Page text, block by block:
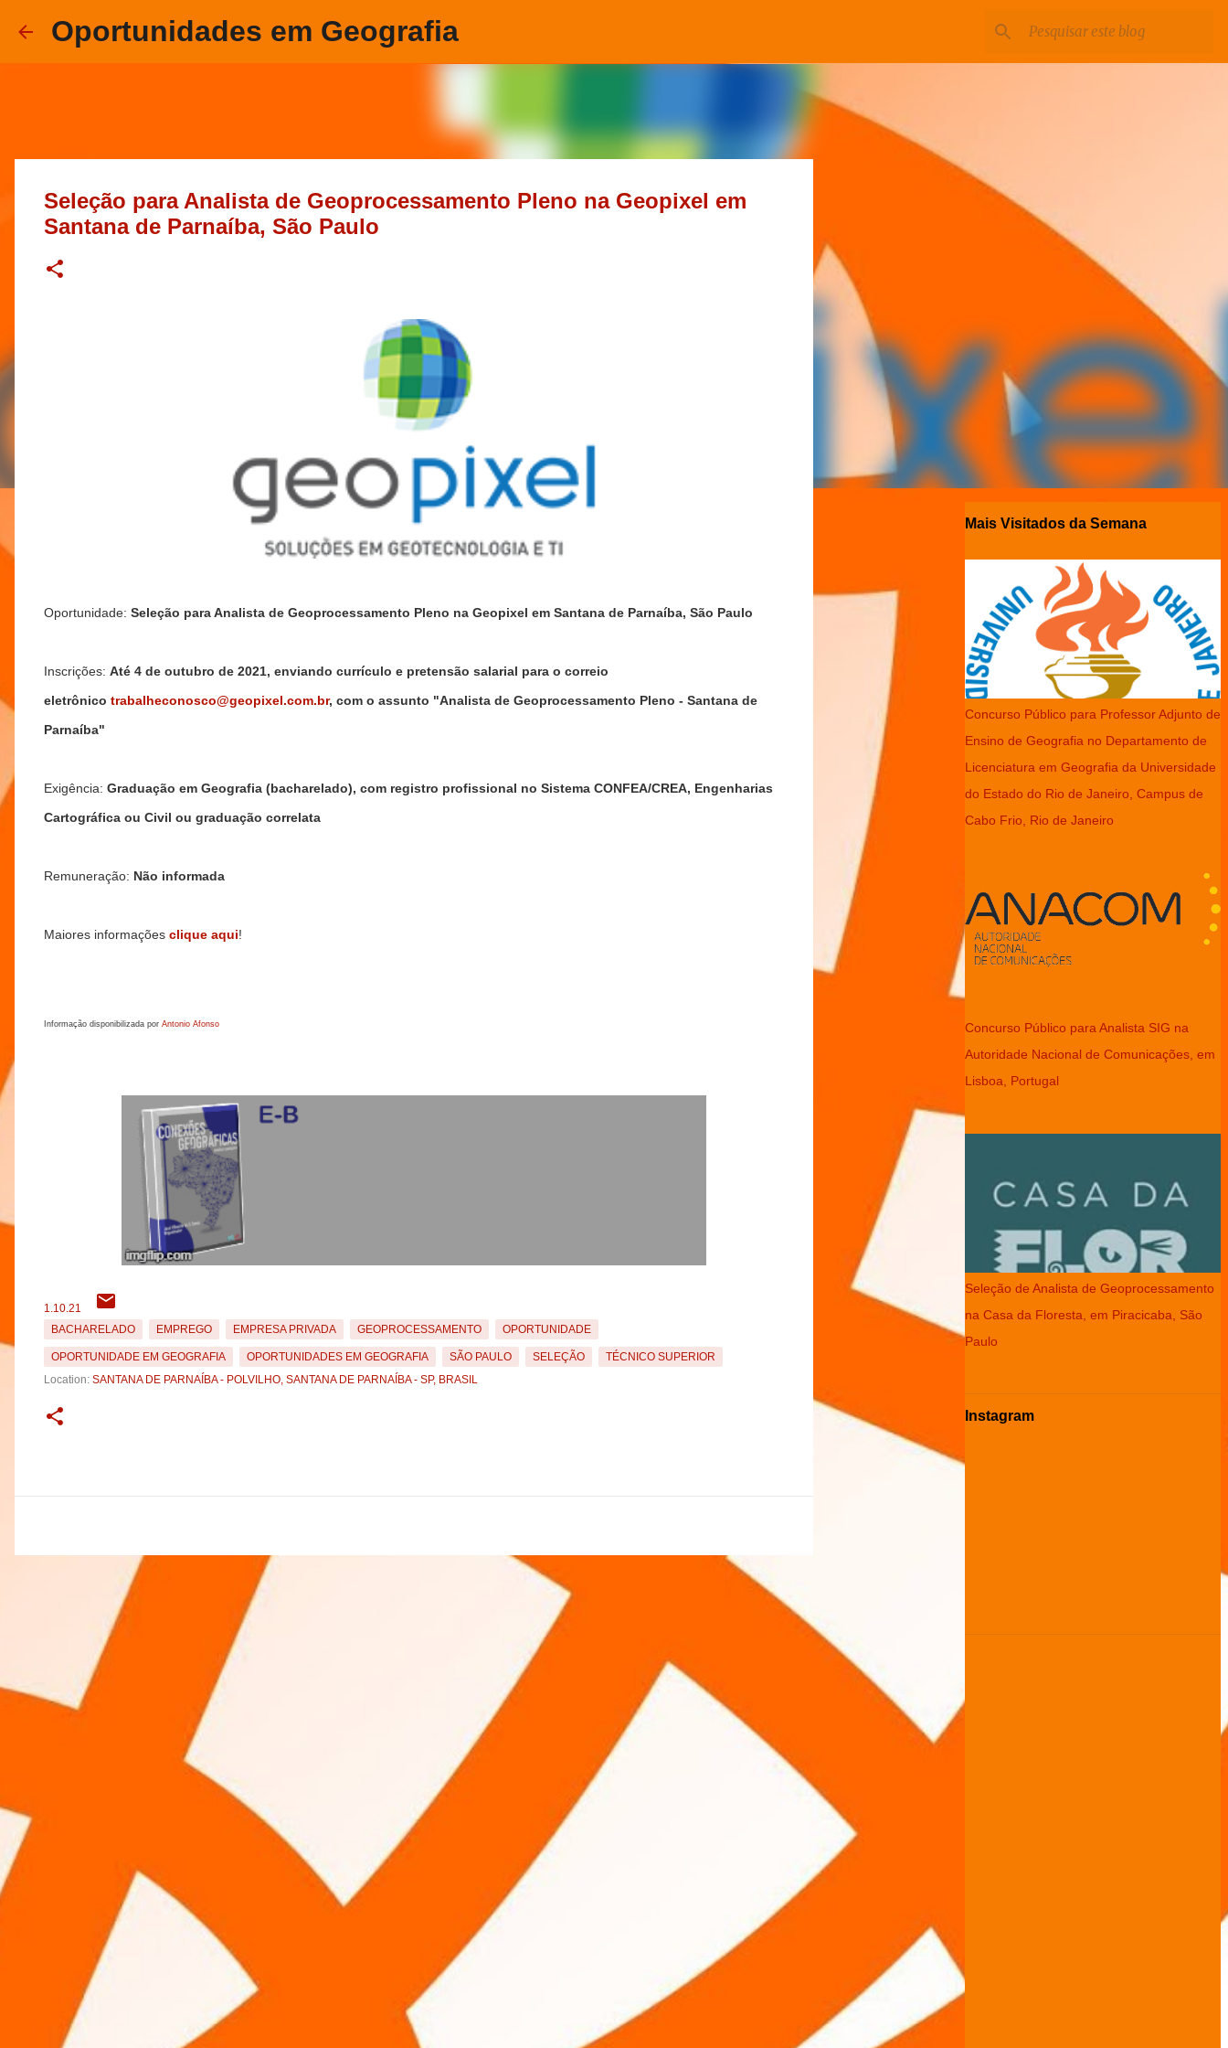
Oportunidades em Geografia
Seleção para Analista de Geoprocessamento Pleno na Geopixel em
Santana de Parnaíba, São Paulo
Oportunidade: Seleção para Analista de Geoprocessamento Pleno na Geopixel em Santana de Parnaíba, São Paulo
Inscrições: Até 4 de outubro de 2021, enviando currículo e pretensão salarial para o correio
eletrônico trabalheconosco@geopixel.com.br, com o assunto "Analista de Geoprocessamento Pleno - Santana de
Parnaíba"
Exigência: Graduação em Geografia (bacharelado), com registro profissional no Sistema CONFEA/CREA, Engenharias
Cartográfica ou Civil ou graduação correlata
Remuneração: Não informada
Maiores informações clique aqui!
Informação disponibilizada por Antonio Afonso
1.10.21
BACHARELADO
EMPREGO EMPRESA PRIVADA GEOPROCESSAMENTO OPORTUNIDADE
OPORTUNIDADE EM GEOGRAFIA OPORTUNIDADES EM GEOGRAFIA SÃO PAULO SELEÇÃO
TÉCNICO SUPERIOR
Location: SANTANA DE PARNAÍBA - POLVILHO, SANTANA DE PARNAÍBA - SP, BRASIL
Mais Visitados da Semana
Concurso Público para Professor Adjunto de
Ensino de Geografia no Departamento de
Licenciatura em Geografia da Universidade
do Estado do Rio de Janeiro, Campus de
Cabo Frio, Rio de Janeiro
Concurso Público para Analista SIG na
Autoridade Nacional de Comunicações, em
Lisboa, Portugal
Seleção de Analista de Geoprocessamento
na Casa da Floresta, em Piracicaba, São
Paulo
Instagram